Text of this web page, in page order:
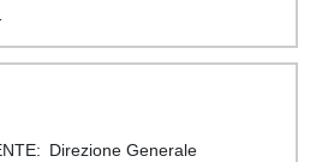
Direzione Generale